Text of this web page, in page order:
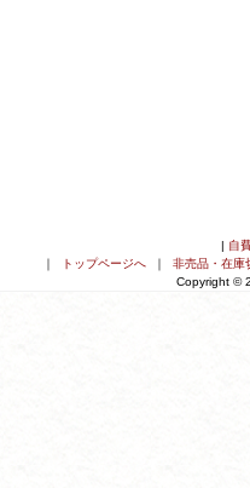
自
トップページへ｜ 非売品・在庫
Copyright ©